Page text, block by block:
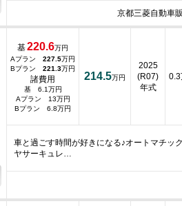
京都三菱自動車
基220.6万円
Aプラン 227.5万円
Bプラン 221.3万円
諸費用
基 6.1万円
Aプラン 13万円
Bプラン 6.8万円
214.5万円
2025
(R07)
年式
0.3
車と過ごす時間が好きになる♪オートマチ
ヤサーキュレ…